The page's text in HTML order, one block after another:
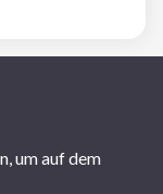
um auf dem